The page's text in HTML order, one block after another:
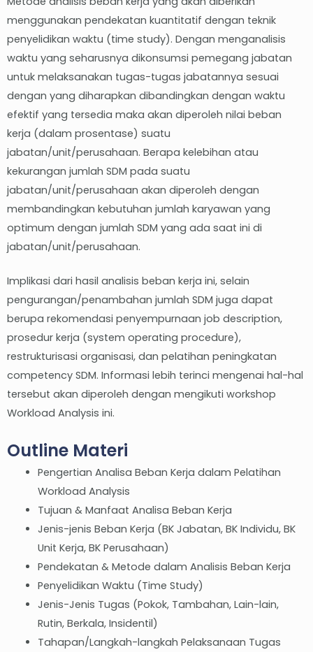
menggunakan pendekatan kuantitatif dengan teknik
penyelidikan waktu (time study). Dengan menganalisis
waktu yang seharusnya dikonsumsi pemegang jabatan
untuk melaksanakan tugas-tugas jabatannya sesuai
dengan yang diharapkan dibandingkan dengan waktu
efektif yang tersedia maka akan diperoleh nilai beban
kerja (dalam prosentase) suatu
jabatan/unit/perusahaan. Berapa kelebihan atau
kekurangan jumlah SDM pada suatu
jabatan/unit/perusahaan akan diperoleh dengan
membandingkan kebutuhan jumlah karyawan yang
optimum dengan jumlah SDM yang ada saat ini di
jabatan/unit/perusahaan.
Implikasi dari hasil analisis beban kerja ini, selain
pengurangan/penambahan jumlah SDM juga dapat
berupa rekomendasi penyempurnaan job description,
prosedur kerja (system operating procedure),
restrukturisasi organisasi, dan pelatihan peningkatan
competency SDM. Informasi lebih terinci mengenai hal-hal
tersebut akan diperoleh dengan mengikuti workshop
Workload Analysis ini.
Outline Materi
Pengertian Analisa Beban Kerja dalam Pelatihan
Workload Analysis
Tujuan & Manfaat Analisa Beban Kerja
Jenis-jenis Beban Kerja (BK Jabatan, BK Individu, BK
Unit Kerja, BK Perusahaan)
Pendekatan & Metode dalam Analisis Beban Kerja
Penyelidikan Waktu (Time Study)
Jenis-Jenis Tugas (Pokok, Tambahan, Lain-lain,
Rutin, Berkala, Insidentil)
Tahapan/Langkah-langkah Pelaksanaan Tugas